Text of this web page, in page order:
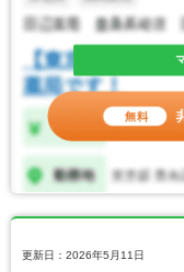
更新日：2026年5月11日